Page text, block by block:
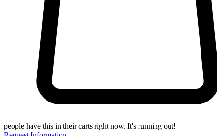
people have this in their carts right now. It's running out!